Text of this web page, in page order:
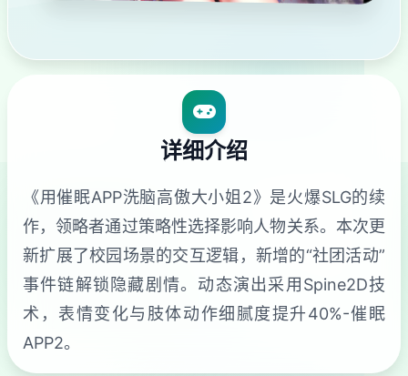
详细介绍
《用催眠APP洗脑高傲大小姐2》是火爆SLG的续
作，领略者通过策略性选择影响人物关系。本次更
新扩展了校园场景的交互逻辑，新增的“社团活动”
事件链解锁隐藏剧情。动态演出采用Spine2D技
术，表情变化与肢体动作细腻度提升40%-催眠
APP2。